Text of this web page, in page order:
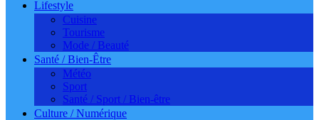
Lifestyle
Cuisine
Tourisme
Mode / Beauté
Santé / Bien-Être
Météo
Sport
Santé / Sport / Bien-être
Culture / Numérique